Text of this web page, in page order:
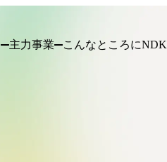
主力事業 こんなところにNDK